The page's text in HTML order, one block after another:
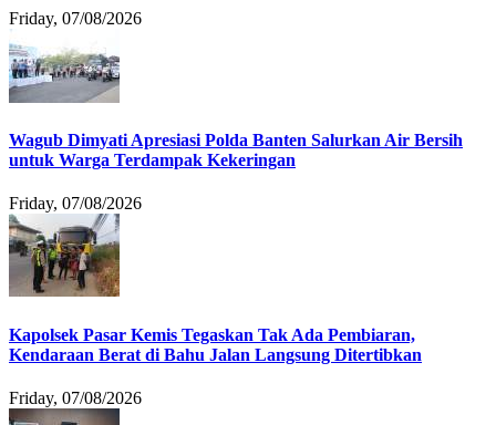
Friday, 07/08/2026
Wagub Dimyati Apresiasi Polda Banten Salurkan Air Bersih
untuk Warga Terdampak Kekeringan
Friday, 07/08/2026
Kapolsek Pasar Kemis Tegaskan Tak Ada Pembiaran,
Kendaraan Berat di Bahu Jalan Langsung Ditertibkan
Friday, 07/08/2026